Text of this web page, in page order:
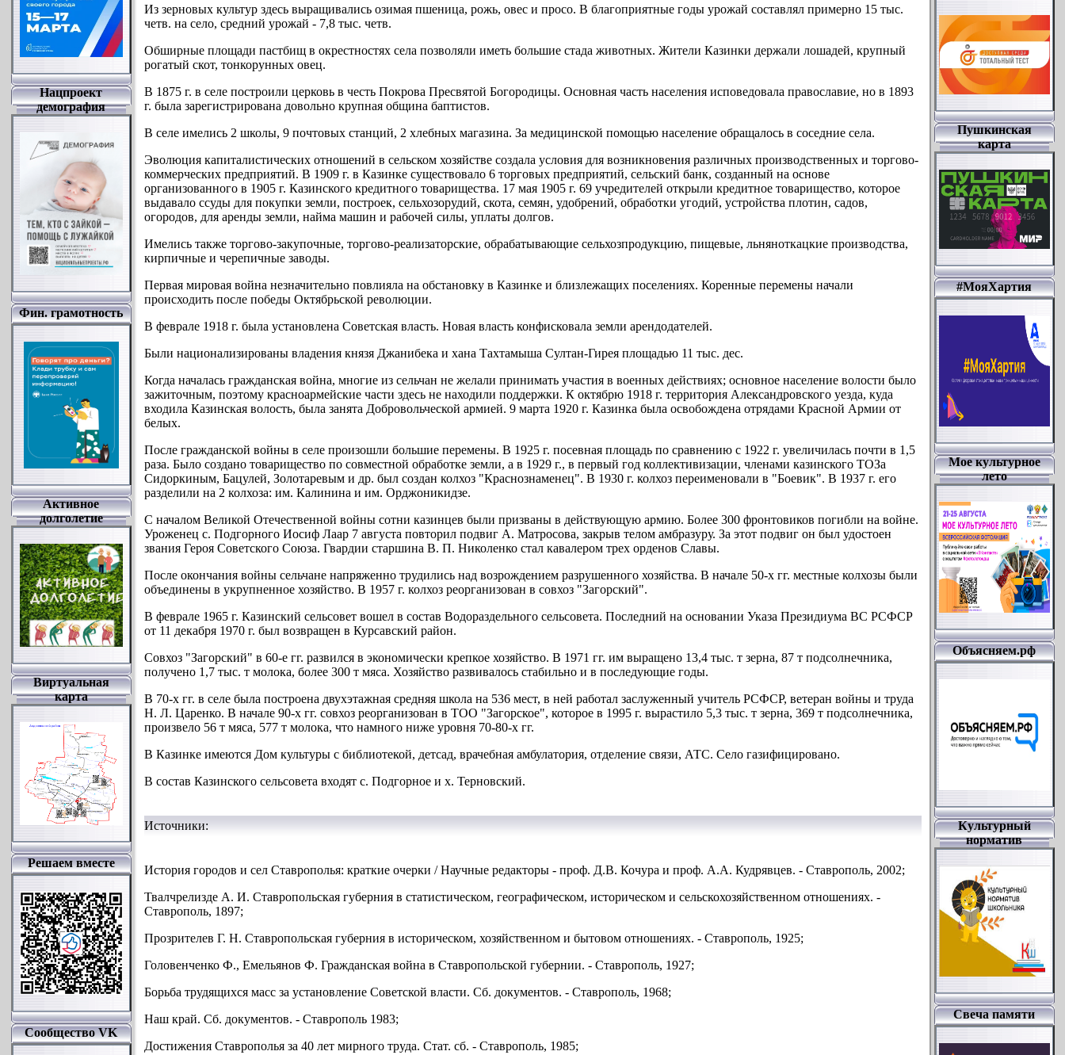
Нацпроект
демография
Фин. грамотность
Активное
долголетие
Виртуальная
карта
Решаем вместе
Сообщество VK
Из зерновых культур здесь выращивались озимая пшеница, рожь, овес и просо. В благоприятные годы урожай составлял примерно 15 тыс.
четв. на село, средний урожай - 7,8 тыс. четв.
Обширные площади пастбищ в окрестностях села позволяли иметь большие стада животных. Жители Казинки держали лошадей, крупный
рогатый скот, тонкорунных овец.
В 1875 г. в селе построили церковь в честь Покрова Пресвятой Богородицы. Основная часть населения исповедовала православие, но в 1893
г. была зарегистрирована довольно крупная община баптистов.
В селе имелись 2 школы, 9 почтовых станций, 2 хлебных магазина. За медицинской помощью население обращалось в соседние села.
Эволюция капиталистических отношений в сельском хозяйстве создала условия для возникновения различных производственных и торгово-
коммерческих предприятий. В 1909 г. в Казинке существовало 6 торговых предприятий, сельский банк, созданный на основе
организованного в 1905 г. Казинского кредитного товарищества. 17 мая 1905 г. 69 учредителей открыли кредитное товарищество, которое
выдавало ссуды для покупки земли, построек, сельхозорудий, скота, семян, удобрений, обработки угодий, устройства плотин, садов,
огородов, для аренды земли, найма машин и рабочей силы, уплаты долгов.
Имелись также торгово-закупочные, торгово-реализаторские, обрабатывающие сельхозпродукцию, пищевые, льняноткацкие производства,
кирпичные и черепичные заводы.
Первая мировая война незначительно повлияла на обстановку в Казинке и близлежащих поселениях. Коренные перемены начали
происходить после победы Октябрьской революции.
В феврале 1918 г. была установлена Советская власть. Новая власть конфисковала земли арендодателей.
Были национализированы владения князя Джанибека и хана Тахтамыша Султан-Гирея площадью 11 тыс. дес.
Когда началась гражданская война, многие из сельчан не желали принимать участия в военных действиях; основное население волости было
зажиточным, поэтому красноармейские части здесь не находили поддержки. К октябрю 1918 г. территория Александровского уезда, куда
входила Казинская волость, была занята Добровольческой армией. 9 марта 1920 г. Казинка была освобождена отрядами Красной Армии от
белых.
После гражданской войны в селе произошли большие перемены. В 1925 г. посевная площадь по сравнению с 1922 г. увеличилась почти в 1,5
раза. Было создано товарищество по совместной обработке земли, а в 1929 г., в первый год коллективизации, членами казинского ТОЗа
Сидоркиным, Бацулей, Золотаревым и др. был создан колхоз "Краснознаменец". В 1930 г. колхоз переименовали в "Боевик". В 1937 г. его
разделили на 2 колхоза: им. Калинина и им. Орджоникидзе.
С началом Великой Отечественной войны сотни казинцев были призваны в действующую армию. Более 300 фронтовиков погибли на войне.
Уроженец с. Подгорного Иосиф Лаар 7 августа повторил подвиг А. Матросова, закрыв телом амбразуру. За этот подвиг он был удостоен
звания Героя Советского Союза. Гвардии старшина В. П. Николенко стал кавалером трех орденов Славы.
После окончания войны сельчане напряженно трудились над возрождением разрушенного хозяйства. В начале 50-х гг. местные колхозы были
объединены в укрупненное хозяйство. В 1957 г. колхоз реорганизован в совхоз "Загорский".
В феврале 1965 г. Казинский сельсовет вошел в состав Водораздельного сельсовета. Последний на основании Указа Президиума ВС РСФСР
от 11 декабря 1970 г. был возвращен в Курсавский район.
Совхоз "Загорский" в 60-е гг. развился в экономически крепкое хозяйство. В 1971 гг. им выращено 13,4 тыс. т зерна, 87 т подсолнечника,
получено 1,7 тыс. т молока, более 300 т мяса. Хозяйство развивалось стабильно и в последующие годы.
В 70-х гг. в селе была построена двухэтажная средняя школа на 536 мест, в ней работал заслуженный учитель РСФСР, ветеран войны и труда
Н. Л. Царенко. В начале 90-х гг. совхоз реорганизован в ТОО "Загорское", которое в 1995 г. вырастило 5,3 тыс. т зерна, 369 т подсолнечника,
произвело 56 т мяса, 577 т молока, что намного ниже уровня 70-80-х гг.
В Казинке имеются Дом культуры с библиотекой, детсад, врачебная амбулатория, отделение связи, АТС. Село газифицировано.
В состав Казинского сельсовета входят с. Подгорное и х. Терновский.
Источники:
История городов и сел Ставрополья: краткие очерки / Научные редакторы - проф. Д.В. Кочура и проф. А.А. Кудрявцев. - Ставрополь, 2002;
Твалчрелизде А. И. Ставропольская губерния в статистическом, географическом, историческом и сельскохозяйственном отношениях. -
Ставрополь, 1897;
Прозрителев Г. Н. Ставропольская губерния в историческом, хозяйственном и бытовом отношениях. - Ставрополь, 1925;
Головенченко Ф., Емельянов Ф. Гражданская война в Ставропольской губернии. - Ставрополь, 1927;
Борьба трудящихся масс за установление Советской власти. Сб. документов. - Ставрополь, 1968;
Наш край. Сб. документов. - Ставрополь 1983;
Достижения Ставрополья за 40 лет мирного труда. Стат. сб. - Ставрополь, 1985;
Пушкинская
карта
#МояХартия
Мое культурное
лето
Объясняем.рф
Культурный
норматив
Свеча памяти